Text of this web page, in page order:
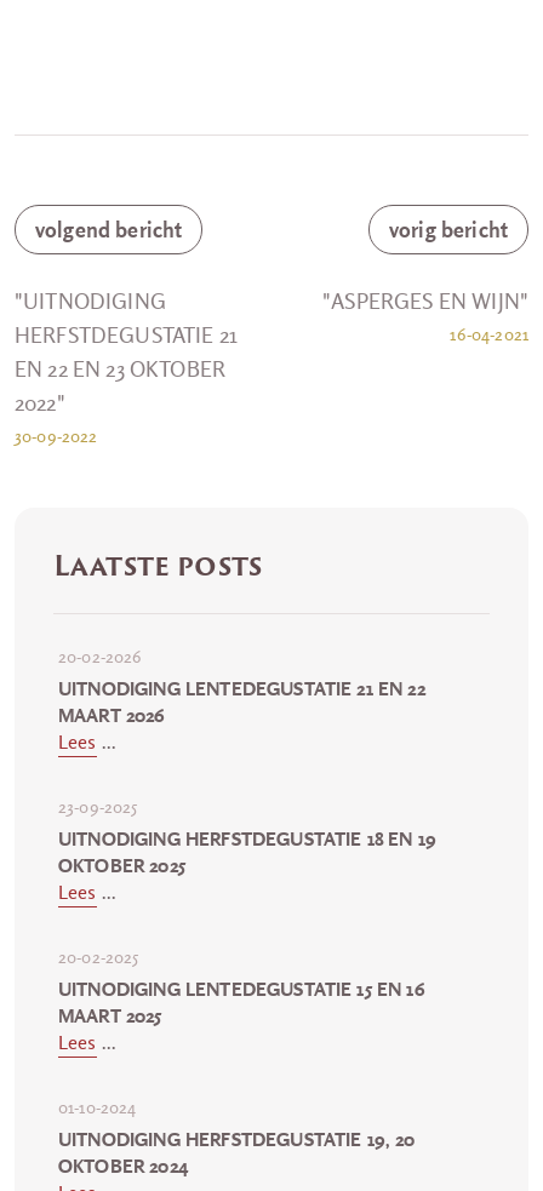
volgend bericht
"UITNODIGING
HERFSTDEGUSTATIE 21
EN 22 EN 23 OKTOBER
2022"
30-09-2022
vorig bericht
"ASPERGES EN WIJN"
16-04-2021
Laatste posts
20-02-2026
UITNODIGING LENTEDEGUSTATIE 21 EN 22
MAART 2026
Lees ...
23-09-2025
UITNODIGING HERFSTDEGUSTATIE 18 EN 19
OKTOBER 2025
Lees ...
20-02-2025
UITNODIGING LENTEDEGUSTATIE 15 EN 16
MAART 2025
Lees ...
01-10-2024
UITNODIGING HERFSTDEGUSTATIE 19, 20
OKTOBER 2024